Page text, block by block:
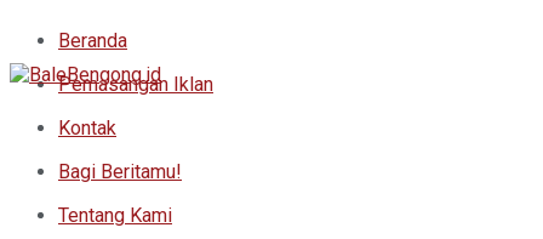
Beranda
Pemasangan Iklan
Kontak
Bagi Beritamu!
Tentang Kami